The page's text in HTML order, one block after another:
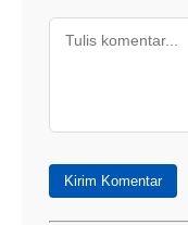
Kirim Komentar